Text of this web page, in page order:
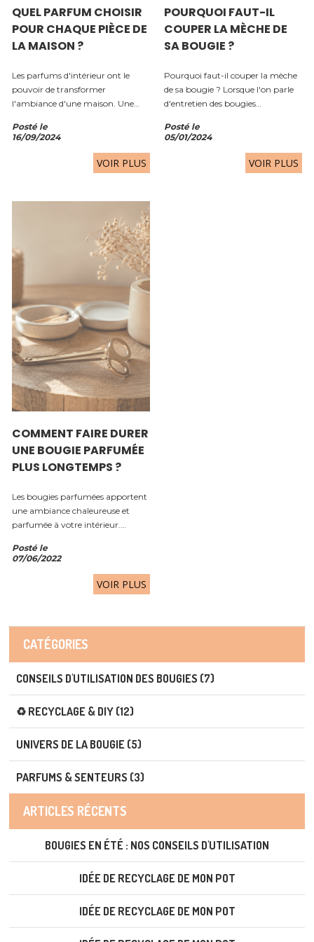
QUEL PARFUM CHOISIR
POUR CHAQUE PIÈCE DE
LA MAISON ?
Les parfums d'intérieur ont le
pouvoir de transformer
l'ambiance d'une maison. Une
se contente pas de diffuser une
agréable fragrance : elle participe
au bien-être, favorise la détente
Posté le
16/09/2024
VOIR PLUS
POURQUOI FAUT-IL
COUPER LA MÈCHE DE
SA BOUGIE ?
Pourquoi faut-il couper la mèche
de sa bougie ? Lorsque l'on parle
d'entretien des bougies
sans doute le geste le plus
important. Pourtant, cette étape
est souvent oubliée. Une mèche...
Posté le
05/01/2024
VOIR PLUS
COMMENT FAIRE DURER
UNE BOUGIE PARFUMÉE
PLUS LONGTEMPS ?
Les bougies parfumées apportent
une ambiance chaleureuse et
parfumée à votre intérieur.
habitudes peuvent réduire leur
durée de vie et empêcher une
diffusion optimale du parfum....
Posté le
07/06/2022
VOIR PLUS
CATÉGORIES
CONSEILS D'UTILISATION DES BOUGIES (7)
♻️ RECYCLAGE & DIY (12)
UNIVERS DE LA BOUGIE (5)
PARFUMS & SENTEURS (3)
ARTICLES RÉCENTS
BOUGIES EN ÉTÉ : NOS CONSEILS D'UTILISATION
IDÉE DE RECYCLAGE DE MON POT
IDÉE DE RECYCLAGE DE MON POT